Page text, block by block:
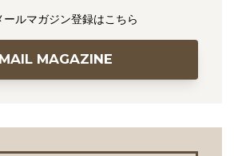
ルマガジン登録はこちら
MAIL MAGAZINE